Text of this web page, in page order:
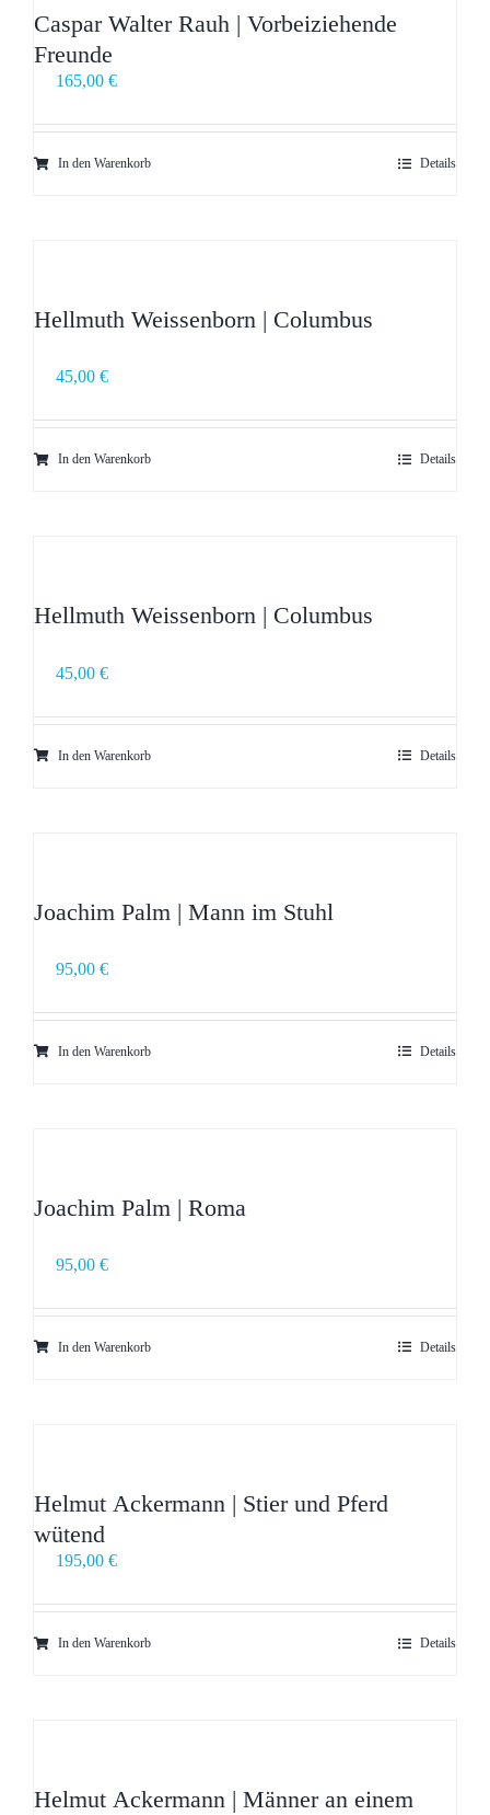
Caspar Walter Rauh | Vorbeiziehende
Freunde
165,00 €
In den Warenkorb Details
Hellmuth Weissenborn | Columbus
45,00 €
In den Warenkorb Details
Hellmuth Weissenborn | Columbus
45,00 €
In den Warenkorb Details
Joachim Palm | Mann im Stuhl
95,00 €
In den Warenkorb Details
Joachim Palm | Roma
95,00 €
In den Warenkorb Details
Helmut Ackermann | Stier und Pferd
wütend
195,00 €
In den Warenkorb Details
Helmut Ackermann | Männer an einem